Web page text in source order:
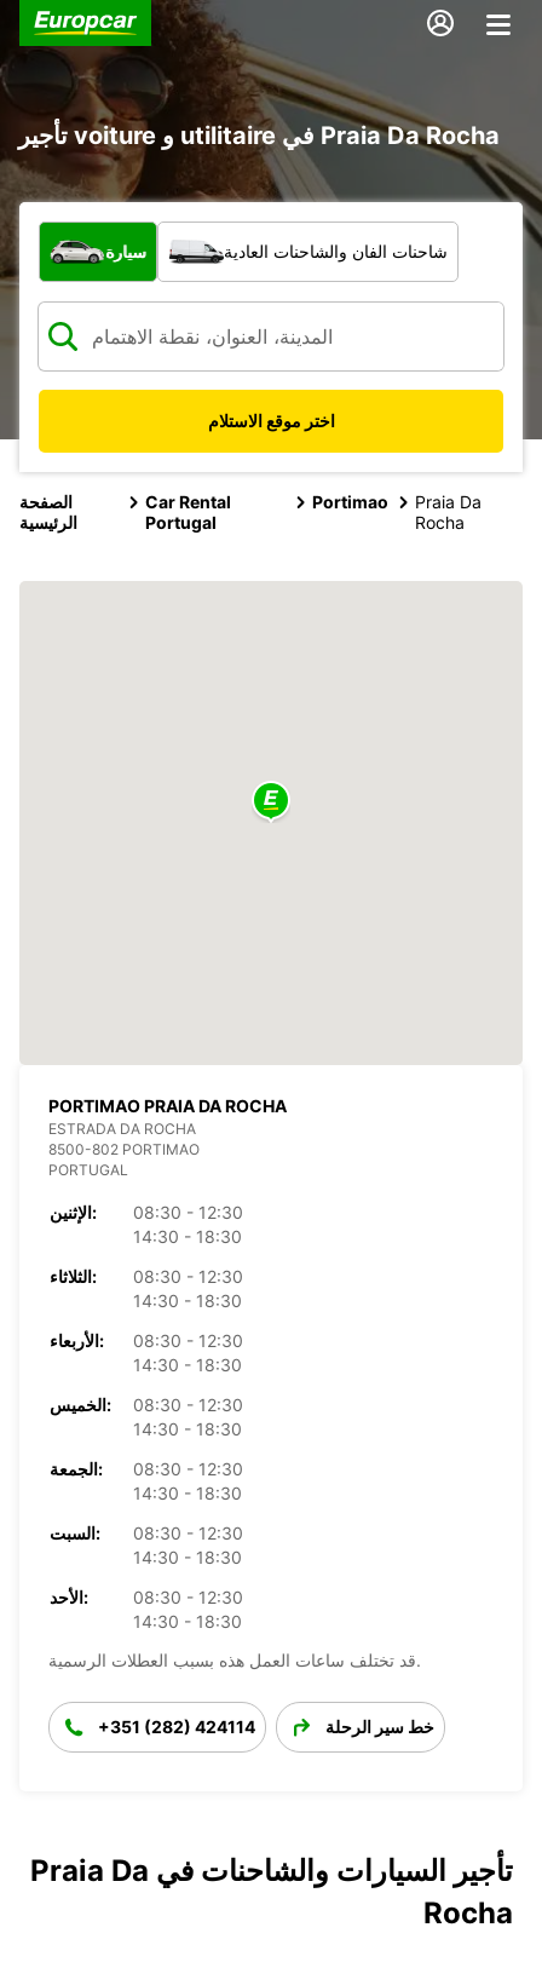
تأجير voiture و utilitaire في Praia Da Rocha
ما نوع المركبة؟
سيارة شاحنات الفان والشاحنات العادية
اختر موقع الاستلام
الصفحة
الرئيسية
Car Rental
Portugal
Portimao
Praia Da
Rocha
PORTIMAO PRAIA DA ROCHA
ESTRADA DA ROCHA
8500-802 PORTIMAO
PORTUGAL
الإثنين:
08:30 - 12:30
14:30 - 18:30
الثلاثاء:
08:30 - 12:30
14:30 - 18:30
الأربعاء:
08:30 - 12:30
14:30 - 18:30
الخميس:
08:30 - 12:30
14:30 - 18:30
الجمعة:
08:30 - 12:30
14:30 - 18:30
السبت:
08:30 - 12:30
14:30 - 18:30
الأحد:
08:30 - 12:30
14:30 - 18:30
قد تختلف ساعات العمل هذه بسبب العطلات الرسمية.
+351 (282) 424114 خط سير الرحلة
تأجير السيارات والشاحنات في Praia Da
Rocha